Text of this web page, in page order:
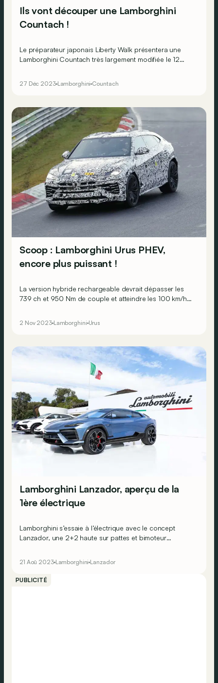
Ils vont découper une Lamborghini
Countach !
Le préparateur japonais Liberty Walk présentera une
Lamborghini Countach très largement modifiée le 12
27 Déc 2023 Lamborghini Countach
Scoop : Lamborghini Urus PHEV,
encore plus puissant !
La version hybride rechargeable devrait dépasser les
739 ch et 950 Nm de couple et atteindre les 100 km/h
2 Nov 2023 Lamborghini Urus
Lamborghini Lanzador, aperçu de la
1ère électrique
Lamborghini s’essaie à l’électrique avec le concept
Lanzador, une 2+2 haute sur pattes et bimoteur
21 Aoû 2023 Lamborghini Lanzador
PUBLICITÉ